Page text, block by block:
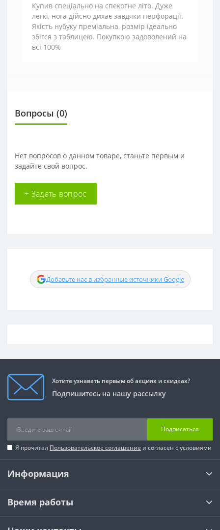
Купив спеціально на спекотне літо. Дуже
легкі, нога дійсно дихає завдяки перфорації.
Якість нубуку преміальна, розмір ідеально
збігся з таблицею. Покупкою задоволений на
всі 100%
Вопросы (0)
Нет вопросов о данном товаре, станьте первым и
задайте свой вопрос.
+ Задать вопрос
Добавьте нас в избранные источники Google
Хотите узнавать первым об акциях и скидках?
Подпишитесь на нашу рассылку
Подписаться
Я прочитал Пользовательское соглашение и согласен с условиями
Информация
Время работы